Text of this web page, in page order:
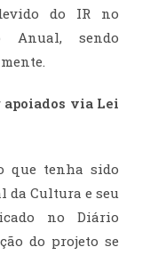
do IR no
Anual, sendo
apoiados via Lei
que tenha sido
da Cultura e seu
no Diário
do projeto se